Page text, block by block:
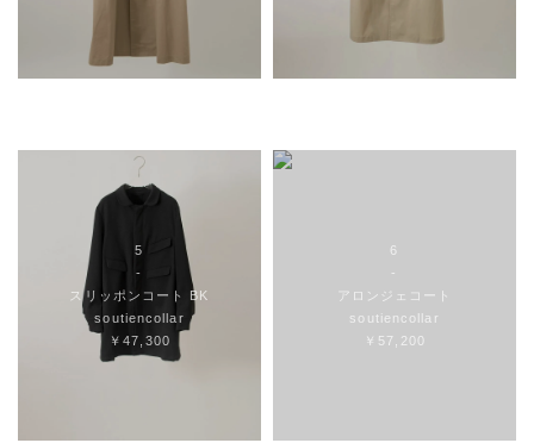
5
-
スリッポンコート BK
soutiencollar
￥47,300
6
-
アロンジェコート
soutiencollar
￥57,200